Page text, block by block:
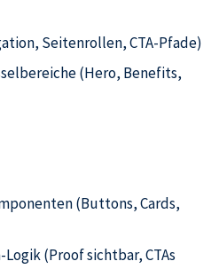
Seitenrollen, CTA-Pfade)
(Hero, Benefits,
(Buttons, Cards,
(Proof sichtbar, CTAs